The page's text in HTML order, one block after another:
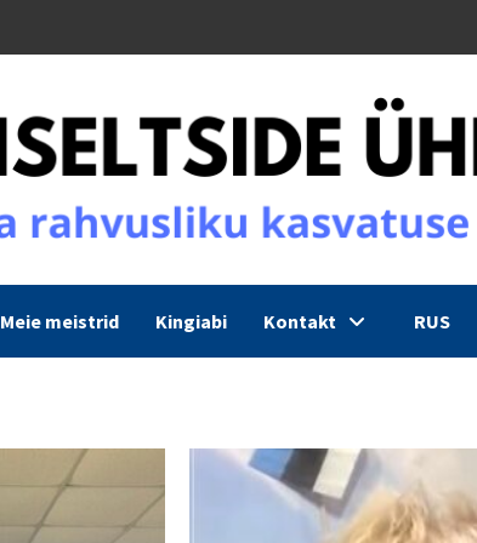
Meie meistrid Kingiabi Kontakt RUS